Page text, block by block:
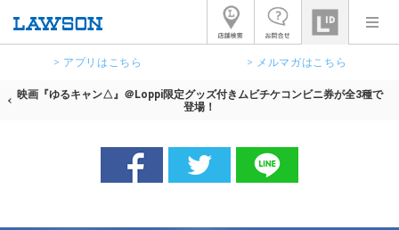
> アプリはこちら > メルマガはこちら
映画『ゆるキャン△』＠Loppi限定グッズ付きムビチケコンビニ券が全3種で
登場！